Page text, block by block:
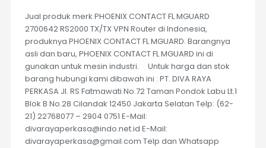
Jual produk merk PHOENIX CONTACT FL MGUARD
2700642 RS2000 TX/TX VPN Router di Indonesia,
produknya PHOENIX CONTACT FL MGUARD. Barangnya
asli dan baru, PHOENIX CONTACT FL MGUARD ini di
gunakan untuk mesin industri. Untuk harga dan stok
barang hubungi kami dibawah ini : PT. DIVA RAYA
PERKASA Jl. RS Fatmawati No.72 Taman Pondok Labu Lt.1
Blok B No.28 Cilandak 12450 Jakarta Selatan Telp: (62-
21) 22768077 – 2904 0751 E-Mail:
divarayaperkasa@indo.net.id E-Mail:
divarayaperkasa@gmail.com Telp dan Whatsapp